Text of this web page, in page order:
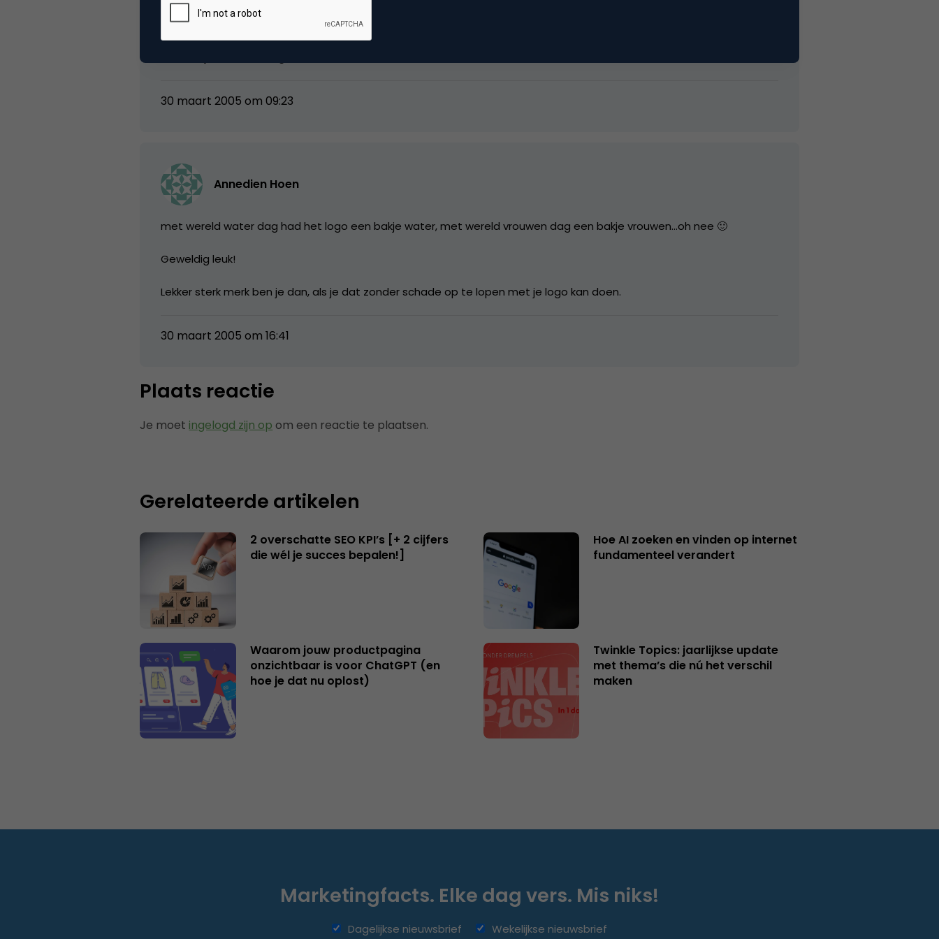
Michiel
30 maart 2005 om 09:23
Annedien Hoen
met wereld water dag had het logo een bakje water, met wereld vrouwen dag een bakje vrouwen…oh nee 🙂
Geweldig leuk!
Lekker sterk merk ben je dan, als je dat zonder schade op te lopen met je logo kan doen.
30 maart 2005 om 16:41
Plaats reactie
Je moet ingelogd zijn op om een reactie te plaatsen.
Gerelateerde artikelen
2 overschatte SEO KPI’s [+ 2 cijfers
die wél je succes bepalen!]
Hoe AI zoeken en vinden op internet
fundamenteel verandert
Waarom jouw productpagina
onzichtbaar is voor ChatGPT (en
hoe je dat nu oplost)
Twinkle Topics: jaarlijkse update
met thema’s die nú het verschil
maken
Marketingfacts. Elke dag vers. Mis niks!
Dagelijkse nieuwsbrief Wekelijkse nieuwsbrief